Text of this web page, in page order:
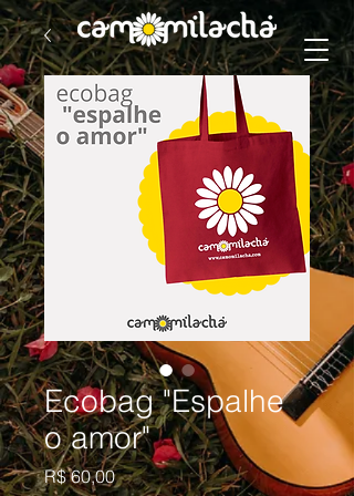
Ecobag "Espalhe
o amor"
R$ 60,00Preço